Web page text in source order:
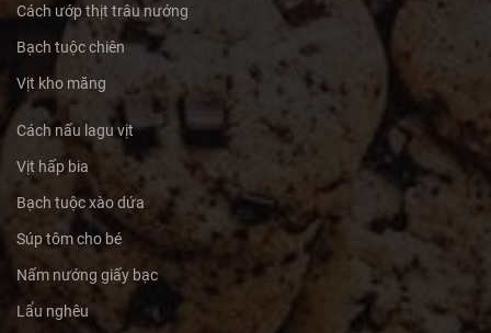
Cách ướp thịt trâu nướng
Bạch tuộc chiên
Vịt kho măng
Cách nấu lagu vịt
Vịt hấp bia
Bạch tuộc xào dứa
Súp tôm cho bé
Nấm nướng giấy bạc
Lẩu nghêu